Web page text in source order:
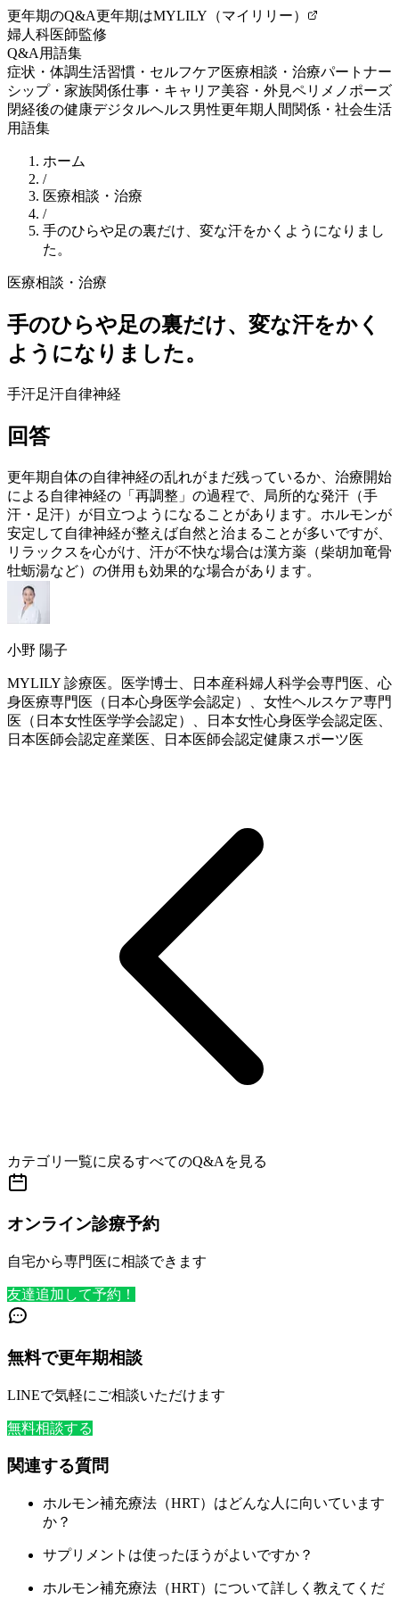
更年期のQ&A更年期はMYLILY（マイリリー）
婦人科医師監修
Q&A 用語集
症状・体調生活習慣・セルフケア医療相談・治療パートナー
シップ・家族関係仕事・キャリア美容・外見ペリメノポーズ
閉経後の健康デジタルヘルス男性更年期 人間関係・社会生活
用語集
ホーム
/
医療相談・治療
/
手のひらや足の裏だけ、変な汗をかくようになりまし
た。
医療相談・治療
手のひらや足の裏だけ、変な汗をかく
ようになりました。
手汗足汗自律神経
回答
更年期 自体の自律神経の乱れがまだ残っているか、治療開始
による自律神経の「再調整」の過程で、局所的な発汗（手
汗・足汗）が目立つようになることがあります。ホルモンが
安定して自律神経が整えば自然と治まることが多いですが、
リラックスを心がけ、汗が不快な場合は漢方薬（柴胡加竜骨
牡蛎湯など）の併用も効果的な場合があります。
小野 陽子
MYLILY 診療医。医学博士、日本産科婦人科学会専門医、心
身医療専門医（日本心身医学会認定）、女性ヘルスケア専門
医（日本女性医学学会認定）、日本女性心身医学会認定医、
日本医師会認定産業医、日本医師会認定健康スポーツ医
カテゴリ一覧に戻るすべてのQ&Aを見る
オンライン診療予約
自宅から専門医に相談できます
友達追加して予約！
無料で更年期相談
LINEで気軽にご相談いただけます
無料相談する
関連する質問
ホルモン補充療法（HRT）はどんな人に向いています
か？
サプリメントは使ったほうがよいですか？
ホルモン補充療法（HRT）について詳しく教えてくだ